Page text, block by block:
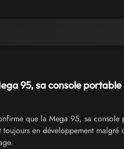
95, sa console
que la Mega 95, sa console
en développement malgré